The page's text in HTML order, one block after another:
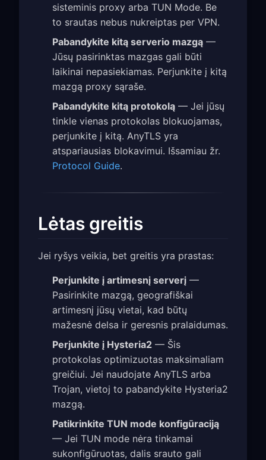
sisteminis proxy arba TUN Mode. Be
to srautas nebus nukreiptas per VPN.
Pabandykite kitą serverio mazgą —
Jūsų pasirinktas mazgas gali būti
laikinai nepasiekiamas. Perjunkite į kitą
mazgą proxy sąraše.
Pabandykite kitą protokolą — Jei jūsų
tinkle vienas protokolas blokuojamas,
perjunkite į kitą. AnyTLS yra
atspariausias blokavimui. Išsamiau žr.
Protocol Guide.
Lėtas greitis
Jei ryšys veikia, bet greitis yra prastas:
Perjunkite į artimesnį serverį —
Pasirinkite mazgą, geografiškai
artimesnį jūsų vietai, kad būtų
mažesnė delsa ir geresnis pralaidumas.
Perjunkite į Hysteria2 — Šis
protokolas optimizuotas maksimaliam
greičiui. Jei naudojate AnyTLS arba
Trojan, vietoj to pabandykite Hysteria2
mazgą.
Patikrinkite TUN mode konfigūraciją
— Jei TUN mode nėra tinkamai
sukonfigūruotas, dalis srauto gali